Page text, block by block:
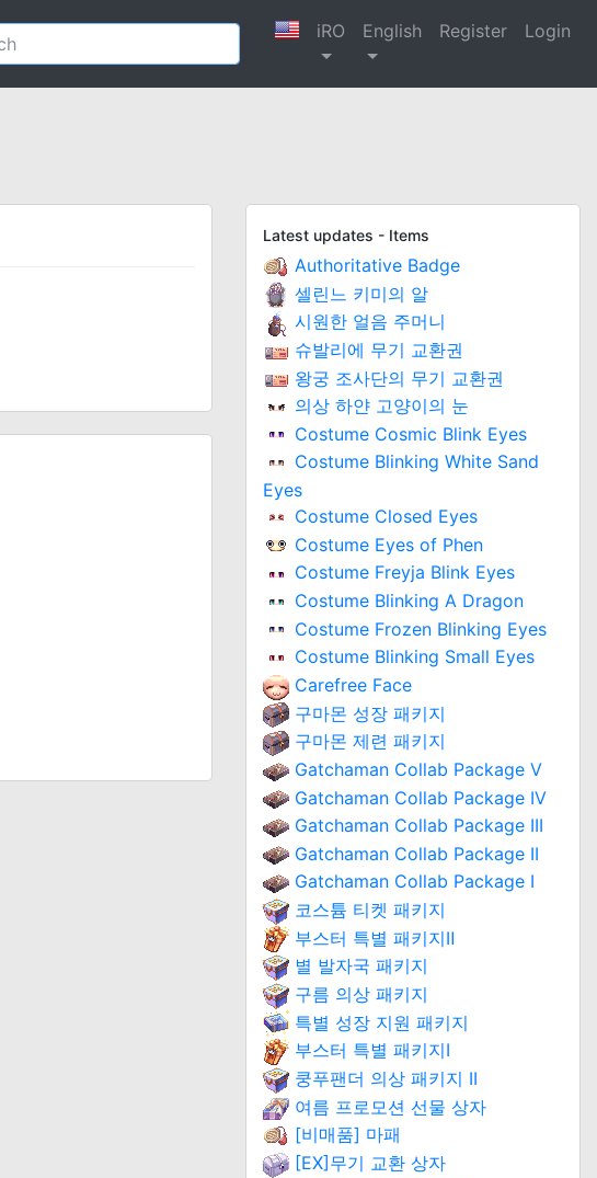
iRO English Register Login
Latest updates - Items
Authoritative Badge
셀린느 키미의 알
시원한 얼음 주머니
슈발리에 무기 교환권
왕궁 조사단의 무기 교환권
의상 하얀 고양이의 눈
Costume Cosmic Blink Eyes
Costume Blinking White Sand
Eyes
Costume Closed Eyes
Costume Eyes of Phen
Costume Freyja Blink Eyes
Costume Blinking A Dragon
Costume Frozen Blinking Eyes
Costume Blinking Small Eyes
Carefree Face
구마몬 성장 패키지
구마몬 제련 패키지
Gatchaman Collab Package V
Gatchaman Collab Package IV
Gatchaman Collab Package III
Gatchaman Collab Package II
Gatchaman Collab Package I
코스튬 티켓 패키지
부스터 특별 패키지Ⅱ
별 발자국 패키지
구름 의상 패키지
특별 성장 지원 패키지
부스터 특별 패키지Ⅰ
쿵푸팬더 의상 패키지 II
여름 프로모션 선물 상자
[비매품] 마패
[EX]무기 교환 상자